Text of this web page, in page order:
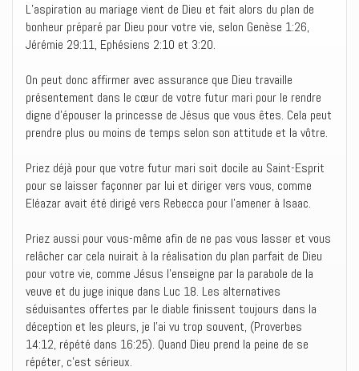
L’aspiration au mariage vient de Dieu et fait alors du plan de
bonheur préparé par Dieu pour votre vie, selon Genèse 1:26,
Jérémie 29:11, Ephésiens 2:10 et 3:20.
On peut donc affirmer avec assurance que Dieu travaille
présentement dans le cœur de votre futur mari pour le rendre
digne d’épouser la princesse de Jésus que vous êtes. Cela peut
prendre plus ou moins de temps selon son attitude et la vôtre.
Priez déjà pour que votre futur mari soit docile au Saint-Esprit
pour se laisser façonner par lui et diriger vers vous, comme
Eléazar avait été dirigé vers Rebecca pour l’amener à Isaac.
Priez aussi pour vous-même afin de ne pas vous lasser et vous
relâcher car cela nuirait à la réalisation du plan parfait de Dieu
pour votre vie, comme Jésus l’enseigne par la parabole de la
veuve et du juge inique dans Luc 18. Les alternatives
séduisantes offertes par le diable finissent toujours dans la
déception et les pleurs, je l’ai vu trop souvent, (Proverbes
14:12, répété dans 16:25). Quand Dieu prend la peine de se
répéter, c’est sérieux.